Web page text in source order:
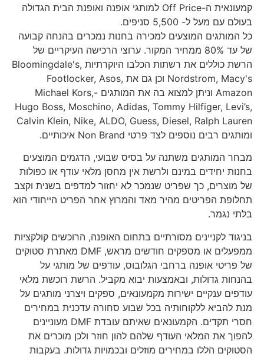
קמעונאית ה-Off Price למותגי אופנה ואופנת הבית הגדולה
בעולם עם מעל ל- 5,500 סניפים.
כל המותגים המוצעים למכירה בחנות נמכרים בהנחה קבועה
של עד 80% ממחיר המקור. ערוצי הרכישה העיקריים של
הרשת כוללים את רשתות הכלבו היוקרתיות Bloomingdale's,
Nordstrom, Macy's וכן גם את Footlocker, Asos,
Amazon וניתן למצוא בה את המותגים -Michael Kors,
Hugo Boss, Moschino, Adidas, Tommy Hilfiger, Levi’s,
Calvin Klein, Nike, ALDO, Guess, Diesel, Ralph Lauren
ומותגים רבים נוספים לצד פרטי Non Brand איכותיים.
מבחר המותגים משתנה על בסיס שבועי, הדגמים המוצעים
בחנות יחידים במינם ולרשת אין מחסן מלאי עודף או כפולות
של מוצרים, כך שפריט שנמכר לא יחזור למדפים בשנית וקצב
תחלופת הפריטים מהיר מאד והמרוץ אחר הפריט הייחודי הוא
בלתי נגמר.
בניגוד לקניינים מסורתיים בתחום האופנה, הרוכשים קולקציות
ממפעלים או מספקים חודשים מראש, DMF מאתרת סטוקים
של פריטי אופנה ברחבי הגלובוס, עודפים של מותגי על
בהנחות גדולות, ובאמצעות יבוא מקביל. הרשת רוכשת מלאי
עודפים ענקיים ישירות מקמעונאים, ספקים ויצרני מותגים על
מנת להביא ללקוחותיה בכל שבוע סחורה עדכנית במחירים
חסרי תקדים. הקמעונאים שאיתם עובדת DMF מעוניינים
להפוך את המלאי העודף שלהם להון חוזר ולכן מוכרים את
הסטוקים הללו במחירים מוזלים ובכמויות גדולות. בעקבות